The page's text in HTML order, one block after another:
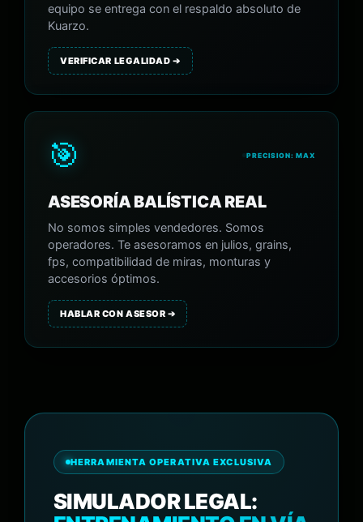
equipo se entrega con el respaldo absoluto de
Kuarzo.
VERIFICAR LEGALIDAD ➔
🎯 PRECISION: MAX
ASESORÍA BALÍSTICA REAL
No somos simples vendedores. Somos
operadores. Te asesoramos en julios, grains,
fps, compatibilidad de miras, monturas y
accesorios óptimos.
HABLAR CON ASESOR ➔
HERRAMIENTA OPERATIVA EXCLUSIVA
SIMULADOR LEGAL: